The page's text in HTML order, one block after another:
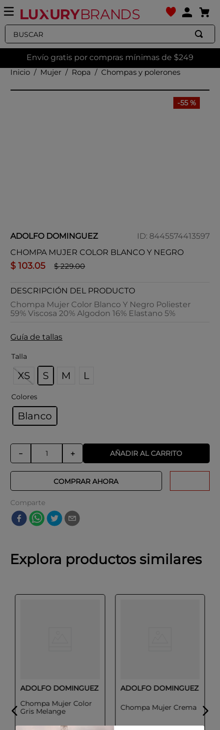
Buscar
Envío gratis por compras mínimas de $249
Mujer
Ropa Chompas y polerones
-55 %
ADOLFO DOMINGUEZ ID: 8445574413597
CHOMPA MUJER COLOR BLANCO Y NEGRO
$ 103.05 $ 229.00
DESCRIPCIÓN DEL PRODUCTO
Chompa Mujer Color Blanco Y Negro Poliester
59% Viscosa 20% Algodon 16% Elastano 5%
Guía de tallas
Talla
XS S M L
Colores
Blanco
＋
－ AÑADIR AL CARRITO
COMPRAR AHORA
Comparte
Explora productos similares
ADOLFO DOMINGUEZ
Chompa Mujer Color
Gris Melange
ADOLFO DOMINGUEZ
Chompa Mujer Crema